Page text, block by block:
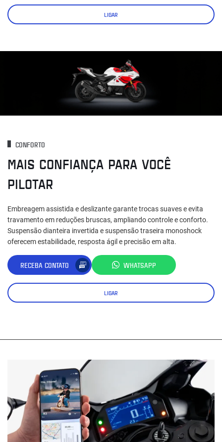
LIGAR
CONFORTO
MAIS CONFIANÇA PARA VOCÊ
PILOTAR
Embreagem assistida e deslizante garante trocas suaves e evita
travamento em reduções bruscas, ampliando controle e conforto.
Suspensão dianteira invertida e suspensão traseira monoshock
oferecem estabilidade, resposta ágil e precisão em alta.
RECEBA CONTATO WHATSAPP
LIGAR